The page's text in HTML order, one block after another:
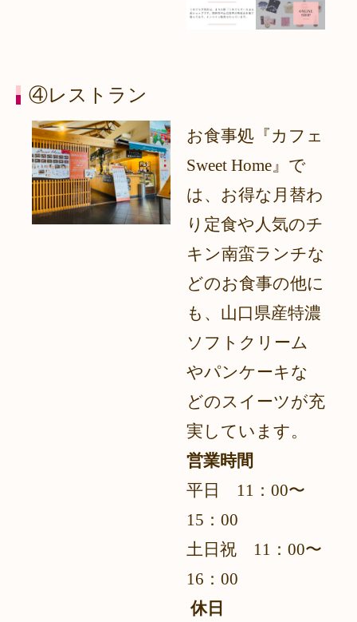
④レストラン
お食事処『カフェ
Sweet Home』で
は、お得な月替わ
り定食や人気のチ
キン南蛮ランチな
どのお食事の他に
も、山口県産特濃
ソフトクリーム
やパンケーキな
どのスイーツが充
実しています。
営業時間
平日 11：00〜
15：00
土日祝 11：00〜
16：00
休日